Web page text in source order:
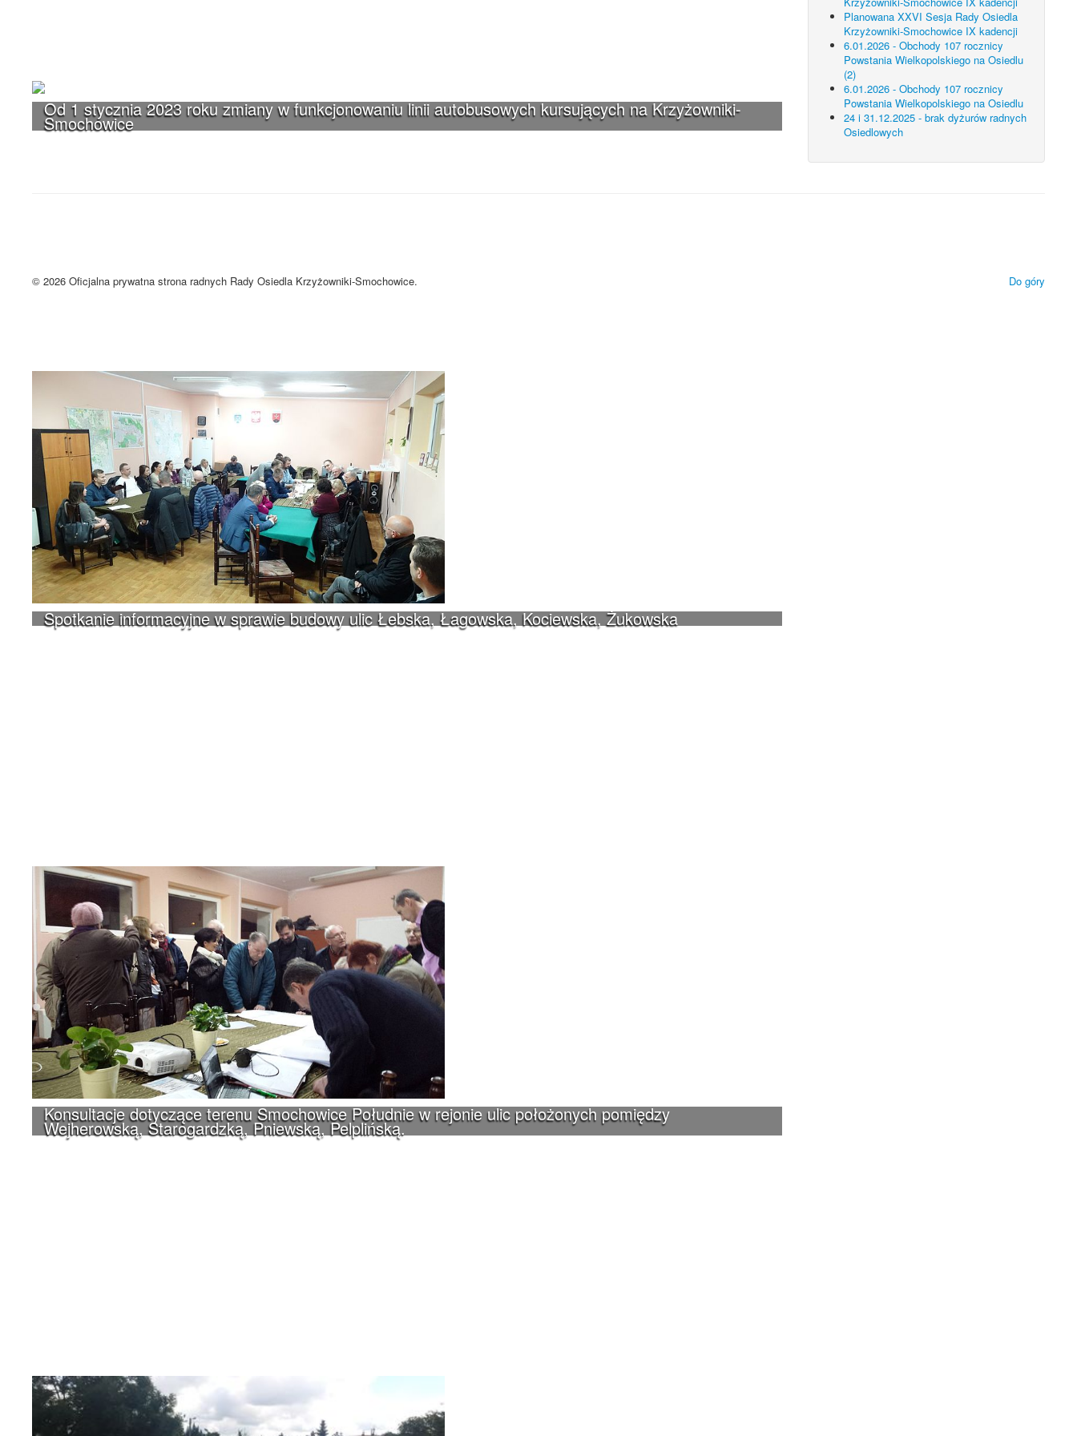
Od 1 stycznia 2023 roku zmiany w funkcjonowaniu linii autobusowych kursujących na Krzyżowniki-
Smochowice
Spotkanie informacyjne w sprawie budowy ulic Łebska, Łagowska, Kociewska, Żukowska
Konsultacje dotyczące terenu Smochowice Południe w rejonie ulic położonych pomiędzy
Wejherowską, Starogardzką, Pniewską, Pelplińską.
Planowana XXVI Sesja Rady Osiedla
Krzyżowniki-Smochowice IX kadencji
6.01.2026 - Obchody 107 rocznicy
Powstania Wielkopolskiego na Osiedlu
(2)
6.01.2026 - Obchody 107 rocznicy
Powstania Wielkopolskiego na Osiedlu
24 i 31.12.2025 - brak dyżurów radnych
Osiedlowych
Do góry
© 2026 Oficjalna prywatna strona radnych Rady Osiedla Krzyżowniki-Smochowice.